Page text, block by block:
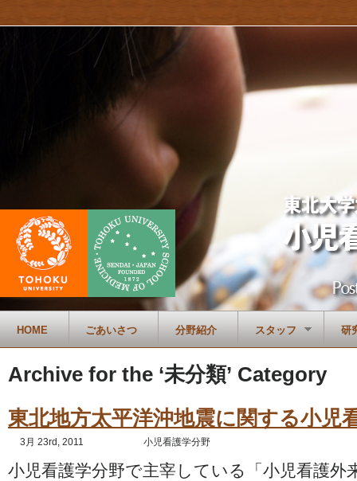
HOME ごあいさつ 分野紹介 スタッフ 研
Archive for the ‘未分類’ Category
東北地方太平洋沖地震に関する小児
3月 23rd, 2011 小児看護学分野
小児看護学分野で主宰している「小児看護外